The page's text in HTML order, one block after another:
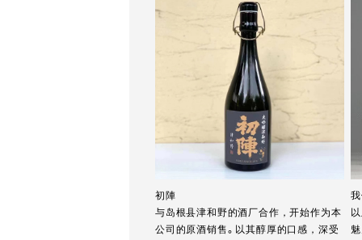
初陣
与岛根县津和野的酒厂合作，开始作为本
公司的原酒销售。以其醇厚的口感，深受